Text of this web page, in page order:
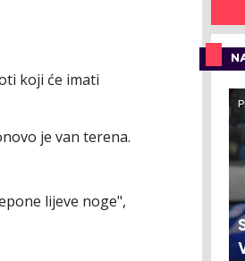
koji će imati
je van terena.
lijeve noge",